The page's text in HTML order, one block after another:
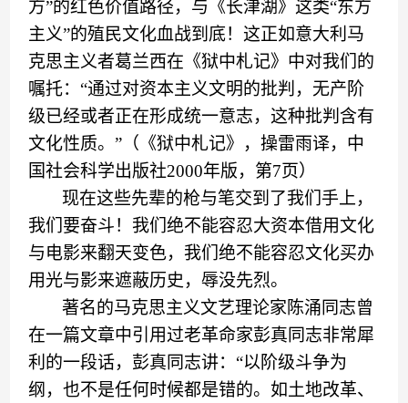
方”的红色价值路径，与《长津湖》这类“东方
主义”的殖民文化血战到底！这正如意大利马
克思主义者葛兰西在《狱中札记》中对我们的
嘱托：“通过对资本主义文明的批判，无产阶
级已经或者正在形成统一意志，这种批判含有
文化性质。”（《狱中札记》，操雷雨译，中
国社会科学出版社2000年版，第7页）
现在这些先辈的枪与笔交到了我们手上，
我们要奋斗！ 我们绝不能容忍大资本借用文化
与电影来翻天变色， 我们绝不能容忍文化买办
用光与影来遮蔽历史，辱没先烈。
著名的马克思主义文艺理论家陈涌 同志曾
在一篇文章中引用过老革命家彭真同志非常犀
利的一段话， 彭真同志讲： “以阶级斗争为
纲，也不是任何时候都是错的。如土地改革、